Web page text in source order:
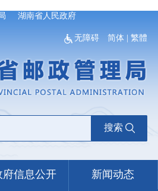
湖南省人民政府
无障碍 简体 |繁體
搜索
府信息公开 新闻动态